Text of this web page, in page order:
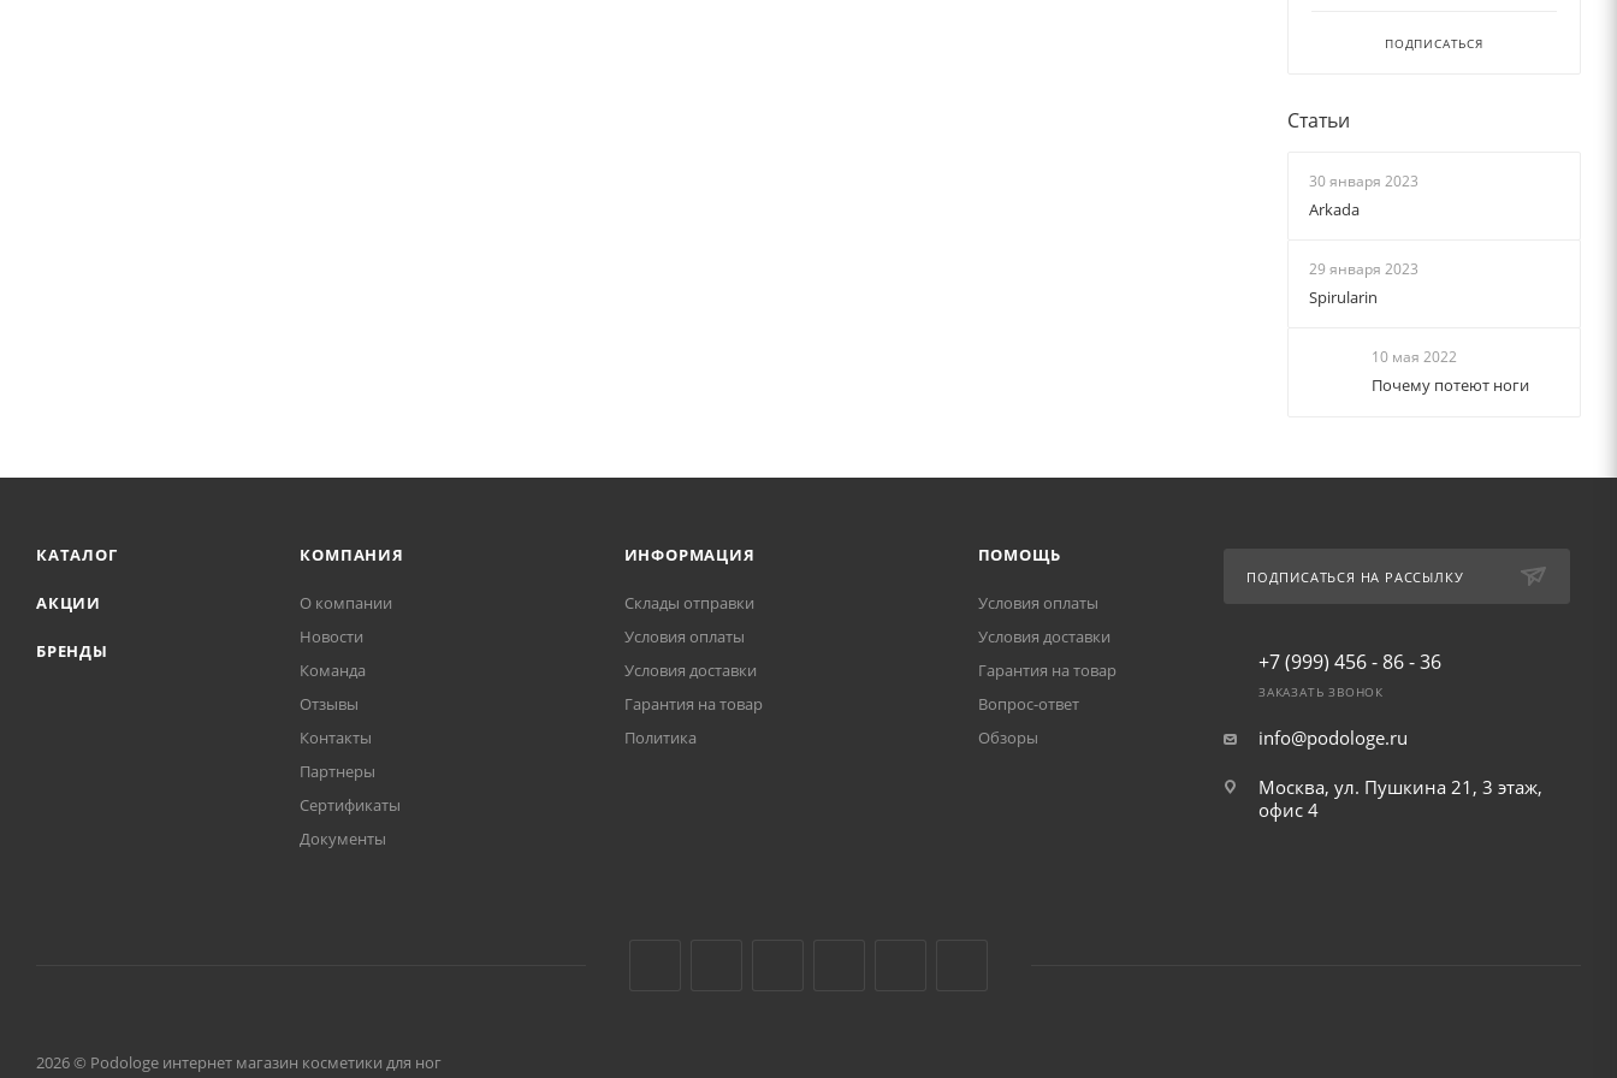
ПОДПИСАТЬСЯ
Статьи
30 января 2023
Arkada
29 января 2023
Spirularin
10 мая 2022
Почему потеют ноги
КАТАЛОГ
АКЦИИ
БРЕНДЫ
КОМПАНИЯ
О компании
Новости
Команда
Отзывы
Контакты
Партнеры
Сертификаты
Документы
ИНФОРМАЦИЯ
Склады отправки
Условия оплаты
Условия доставки
Гарантия на товар
Политика
ПОМОЩЬ
Условия оплаты
Условия доставки
Гарантия на товар
Вопрос-ответ
Обзоры
ПОДПИСАТЬСЯ НА РАССЫЛКУ
+7 (999) 456 - 86 - 36
ЗАКАЗАТЬ ЗВОНОК
info@podologe.ru
Москва, ул. Пушкина 21, 3 этаж,
офис 4
2026 © Podologe интернет магазин косметики для ног